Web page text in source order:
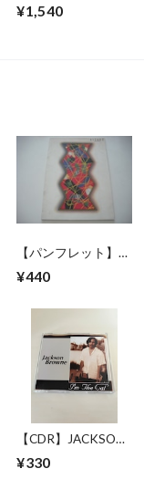
ZEPPELIN
¥1,540
【パンフレット】喜
多郎 / THESE 10
YEARS TOUR
¥440
【CDR】JACKSON
BROWNE / I'M THE
CAT
¥330